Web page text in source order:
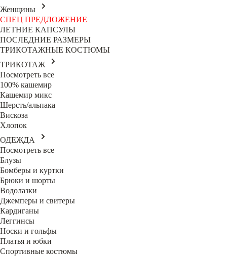
Женщины
СПЕЦ ПРЕДЛОЖЕНИЕ
ЛЕТНИЕ КАПСУЛЫ
ПОСЛЕДНИЕ РАЗМЕРЫ
ТРИКОТАЖНЫЕ КОСТЮМЫ
ТРИКОТАЖ
Посмотреть все
100% кашемир
Кашемир микс
Шерсть/альпака
Вискоза
Хлопок
ОДЕЖДА
Посмотреть все
Блузы
Бомберы и куртки
Брюки и шорты
Водолазки
Джемперы и свитеры
Кардиганы
Леггинсы
Носки и гольфы
Платья и юбки
Спортивные костюмы